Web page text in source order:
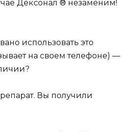
Дексонал ® незаменим!
использовать это
на своем телефоне) —
Вы получили